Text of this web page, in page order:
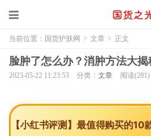
当前位置： 国货护肤网 > 文章 > 正文
脸肿了怎么办？消肿方法大揭
2023-05-22 11:23:53 分类： 文章 阅读(281)
【小红书评测】最值得购买的10